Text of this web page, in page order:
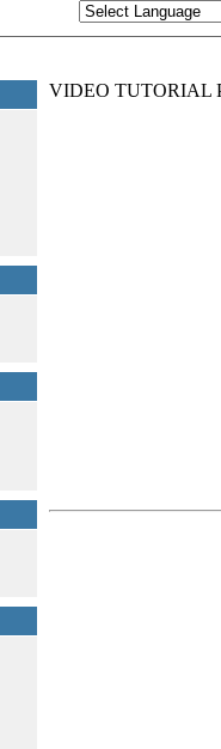
VIDEO TUTORIAL